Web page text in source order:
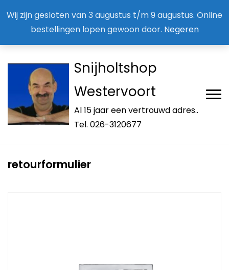
Wij zijn gesloten van 3 augustus t/m 9 augustus. Online
bestellingen lopen gewoon door. Negeren
Snijholtshop
Westervoort
Al 15 jaar een vertrouwd adres..
Tel. 026-3120677
retourformulier